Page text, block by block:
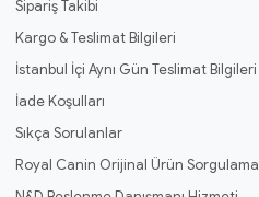
Sipariş Takibi
Kargo & Teslimat Bilgileri
İstanbul İçi Aynı Gün Teslimat Bilgileri
İade Koşulları
Sıkça Sorulanlar
Royal Canin Orijinal Ürün Sorgulama